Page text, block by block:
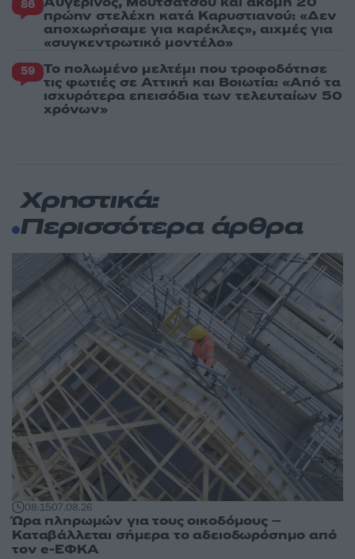
86
πρώην στελέχη κατά Καρυστιανού: «Δεν
αποχωρήσαμε για καρέκλες», αιχμές για
«συγκεντρωτικό μοντέλο»
59 Το πολωμένο μελτέμι που τροφοδότησε
τις φωτιές σε Αττική και Βοιωτία: «Από τα
ισχυρότερα επεισόδια των τελευταίων 50
χρόνων»
Χρηστικά:
Περισσότερα άρθρα
08:1507.08.26
Ώρα πληρωμών για τους οικοδόμους –
Καταβάλλεται σήμερα το αδειοδωρόσημο από
τον e-ΕΦΚΑ